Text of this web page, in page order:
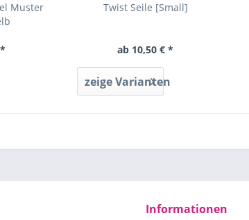
Muster
Twist Seile [Small]
ab 10,50 € *
zeige Varianten
Informationen